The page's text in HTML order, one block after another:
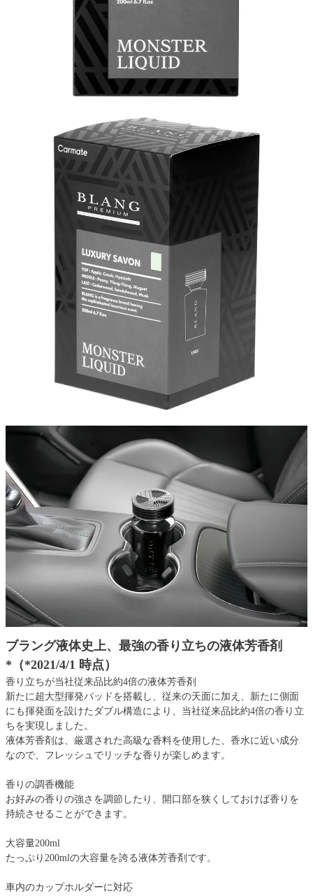
ブラング液体史上、最強の香り立ちの液体芳香剤
*（*2021/4/1 時点）
香り立ちが当社従来品比約4倍の液体芳香剤
新たに超大型揮発パッドを搭載し、従来の天面に加え、新たに側面
にも揮発面を設けたダブル構造により、当社従来品比約4倍の香り立
ちを実現しました。
液体芳香剤は、厳選された高級な香料を使用した、香水に近い成分
なので、フレッシュでリッチな香りが楽しめます。
香りの調香機能
お好みの香りの強さを調節したり、開口部を狭くしておけば香りを
持続させることができます。
大容量200ml
たっぷり200mlの大容量を誇る液体芳香剤です。
車内のカップホルダーに対応